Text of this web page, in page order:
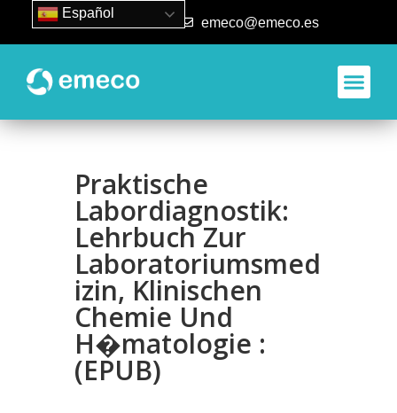
93 840 50 80 emeco@emeco.es
Praktische
Labordiagnostik:
Lehrbuch Zur
Laboratoriumsmed
izin, Klinischen
Chemie Und
H�matologie :
(EPUB)
Español